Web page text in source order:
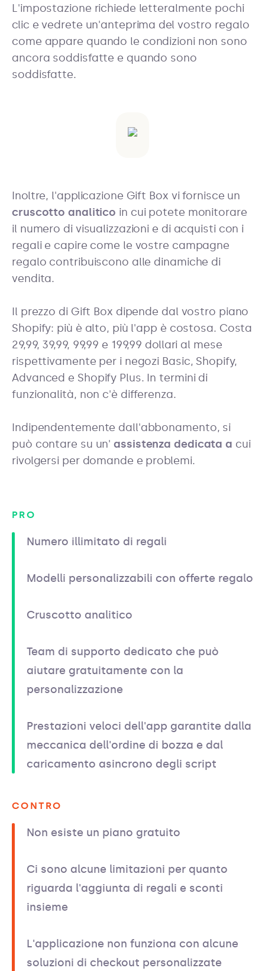
L'impostazione richiede letteralmente pochi
clic e vedrete un'anteprima del vostro regalo
come appare quando le condizioni non sono
ancora soddisfatte e quando sono
soddisfatte.
Inoltre, l'applicazione Gift Box vi fornisce un
cruscotto analitico in cui potete monitorare
il numero di visualizzazioni e di acquisti con i
regali e capire come le vostre campagne
regalo contribuiscono alle dinamiche di
vendita.
Il prezzo di Gift Box dipende dal vostro piano
Shopify: più è alto, più l'app è costosa. Costa
29,99, 39,99, 99,99 e 199,99 dollari al mese
rispettivamente per i negozi Basic, Shopify,
Advanced e Shopify Plus. In termini di
funzionalità, non c'è differenza.
Indipendentemente dall'abbonamento, si
può contare su un' assistenza dedicata a cui
rivolgersi per domande e problemi.
PRO
Numero illimitato di regali
Modelli personalizzabili con offerte regalo
Cruscotto analitico
Team di supporto dedicato che può
aiutare gratuitamente con la
personalizzazione
Prestazioni veloci dell'app garantite dalla
meccanica dell'ordine di bozza e dal
caricamento asincrono degli script
CONTRO
Non esiste un piano gratuito
Ci sono alcune limitazioni per quanto
riguarda l'aggiunta di regali e sconti
insieme
L'applicazione non funziona con alcune
soluzioni di checkout personalizzate